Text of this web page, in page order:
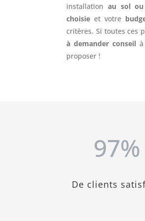
installationau sol ou
choisie et votre
critères. Si toutes ces
à demander conseil
proposer !
97%
De clients